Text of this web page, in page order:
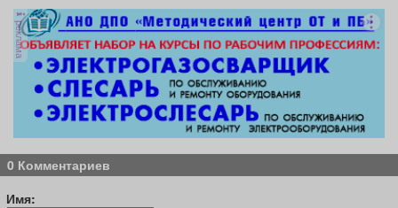
реклама
0 Комментариев
Имя: